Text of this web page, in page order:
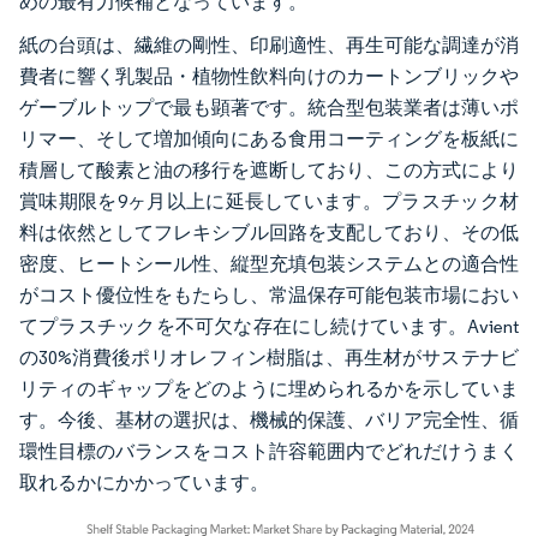
紙の台頭は、繊維の剛性、印刷適性、再生可能な調達が消
費者に響く乳製品・植物性飲料向けのカートンブリックや
ゲーブルトップで最も顕著です。統合型包装業者は薄いポ
リマー、そして増加傾向にある食用コーティングを板紙に
積層して酸素と油の移行を遮断しており、この方式により
賞味期限を9ヶ月以上に延長しています。プラスチック材
料は依然としてフレキシブル回路を支配しており、その低
密度、ヒートシール性、縦型充填包装システムとの適合性
がコスト優位性をもたらし、常温保存可能包装市場におい
てプラスチックを不可欠な存在にし続けています。Avient
の30%消費後ポリオレフィン樹脂は、再生材がサステナビ
リティのギャップをどのように埋められるかを示していま
す。今後、基材の選択は、機械的保護、バリア完全性、循
環性目標のバランスをコスト許容範囲内でどれだけうまく
取れるかにかかっています。